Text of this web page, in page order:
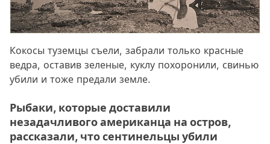
Кокосы туземцы съели, забрали только красные
ведра, оставив зеленые, куклу похоронили, свинью
убили и тоже предали земле.
Рыбаки, которые доставили
незадачливого американца на остров,
рассказали, что сентинельцы убили